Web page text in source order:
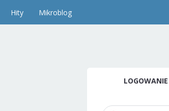
Hity Mikroblog
LOGOWANIE